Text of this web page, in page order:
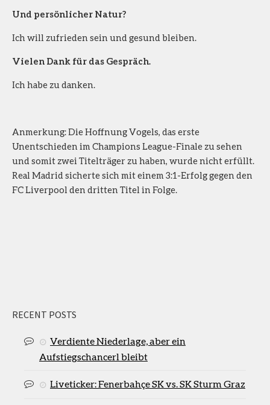
Und persönlicher Natur?
Ich will zufrieden sein und gesund bleiben.
Vielen Dank für das Gespräch.
Ich habe zu danken.
Anmerkung: Die Hoffnung Vogels, das erste
Unentschieden im Champions League-Finale zu sehen
und somit zwei Titelträger zu haben, wurde nicht erfüllt.
Real Madrid sicherte sich mit einem 3:1-Erfolg gegen den
FC Liverpool den dritten Titel in Folge.
RECENT POSTS
Verdiente Niederlage, aber ein
Aufstiegschancerl bleibt
Liveticker: Fenerbahçe SK vs. SK Sturm Graz